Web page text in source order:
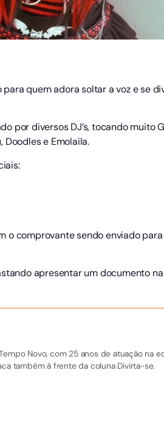
quem adora soltar a voz e se
por diversos DJ’s, tocando muito
Doodles e Emolaila.
comprovante sendo enviado
apresentar um documento
Novo, com 25 anos de atuação na
também à frente da coluna Divirta-se.